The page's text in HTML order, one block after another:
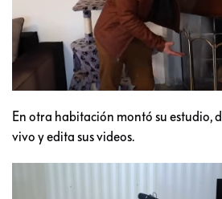
En otra habitación montó su estudio,
vivo y edita sus videos.